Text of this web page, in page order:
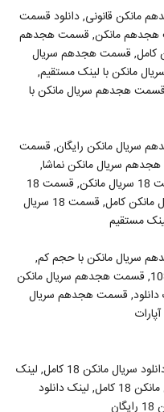
مانکن قانونی, دانلود قسمت
هجدهم مانکن, قسمت هجدهم
کامل, قسمت هجدهم سریال
مانکن با لینک مستقیم,
هجدهم سریال مانکن با
سریال مانکن رایگان, قسمت
سریال مانکن نماشا,
قسمت هجدهم سریال مانکن آپارات, قسمت 18 سریال مانکن, قسمت 18
سریال مانکن فرزاد فرزین, قسمت 18 سریال مانکن کامل, قسمت 18 سریال
سریال مانکن با حجم کم,
قسمت هجدهم سریال مانکن با کیفیت 1080, قسمت هجدهم سریال مانکن
دانلود, قسمت هجدهم سریال
سریال مانکن 18, دانلود سریال مانکن 18, دانلود سریال مانکن 18 کامل, لینک
دانلود سریال مانکن 18, لینک دانلود سریال مانکن 18 کامل, لینک دانلود